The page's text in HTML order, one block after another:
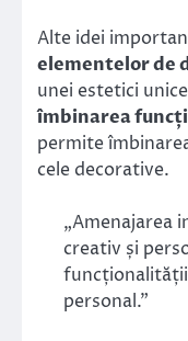
Alte idei
elementelor de
unei estetici
îmbinarea
permite
cele decorative.
„Amenajarea
creativ și
funcționalității
personal.”